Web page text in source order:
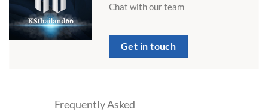
Chat with our team
Get in touch
Frequently Asked